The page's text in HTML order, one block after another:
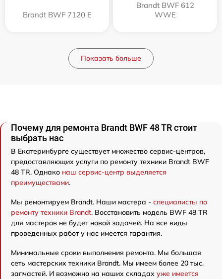
Brandt BWF 7120 E
Brandt BWF 612
WWE
Показать больше
Почему для ремонта Brandt BWF 48 TR стоит
выбрать нас
В Екатеринбурге существует множество сервис-центров,
предоставляющих услуги по ремонту техники Brandt BWF
48 TR. Однако наш сервис-центр выделяется
преимуществами.
Мы ремонтируем Brandt. Наши мастера - специалисты по
ремонту техники Brandt. Восстановить модель BWF 48 TR
для мастеров не будет новой задачей. На все виды
проведенных работ у нас имеется гарантия.
Минимальные сроки выполнения ремонта. Мы большая
сеть мастерских техники Brandt. Мы имеем более 20 тыс.
запчастей. И возможно на наших складах уже имеется